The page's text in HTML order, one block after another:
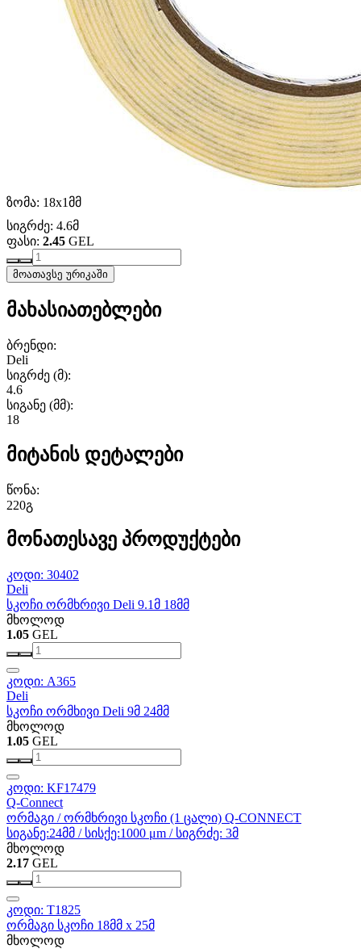
ზომა: 18x1მმ
სიგრძე: 4.6მ
ფასი: 2.45 GEL
მოათავსე ურიკაში
მახასიათებლები
ბრენდი:
Deli
სიგრძე (მ):
4.6
სიგანე (მმ):
18
მიტანის დეტალები
წონა:
220გ
მონათესავე პროდუქტები
კოდი: 30402
Deli
სკოჩი ორმხრივი Deli 9.1მ 18მმ
მხოლოდ
1.05 GEL
კოდი: A365
Deli
სკოჩი ორმხივი Deli 9მ 24მმ
მხოლოდ
1.05 GEL
კოდი: KF17479
Q-Connect
ორმაგი / ორმხრივი სკოჩი (1 ცალი) Q-CONNECT
სიგანე:24მმ / სისქე:1000 μm / სიგრძე: 3მ
მხოლოდ
2.17 GEL
კოდი: T1825
ორმაგი სკოჩი 18მმ x 25მ
მხოლოდ